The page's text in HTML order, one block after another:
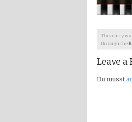
This entry
through the
Leave a
Du musst